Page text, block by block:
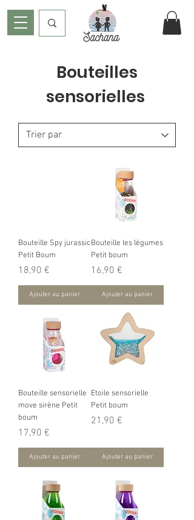
Bouteilles
sensorielles
Bouteille Spy jurassic
Petit Boum
Prix
18,90 €
Ajouter au panier
Bouteille les légumes
Petit boum
Prix
16,90 €
Ajouter au panier
Bouteille sensorielle
move sirène Petit
boum
Prix
17,90 €
Ajouter au panier
Etoile sensorielle
Petit boum
Prix
21,90 €
Ajouter au panier